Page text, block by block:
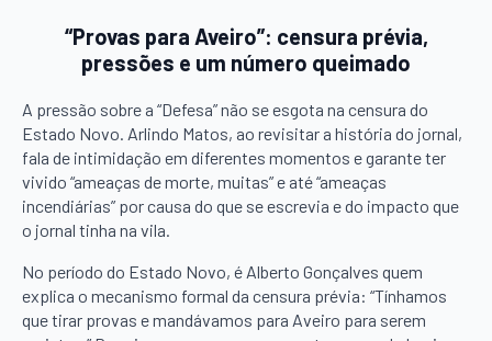
“Provas para Aveiro”: censura prévia,
pressões e um número queimado
A pressão sobre a “Defesa” não se esgota na censura do
Estado Novo. Arlindo Matos, ao revisitar a história do jornal,
fala de intimidação em diferentes momentos e garante ter
vivido “ameaças de morte, muitas” e até “ameaças
incendiárias” por causa do que se escrevia e do impacto que
o jornal tinha na vila.
No período do Estado Novo, é Alberto Gonçalves quem
explica o mecanismo formal da censura prévia: “Tínhamos
que tirar provas e mandávamos para Aveiro para serem